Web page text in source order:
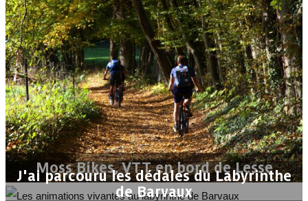
Moss Bikes, VTT en bord de Lesse
J'ai parcouru les dédales du Labyrinthe
de Barvaux